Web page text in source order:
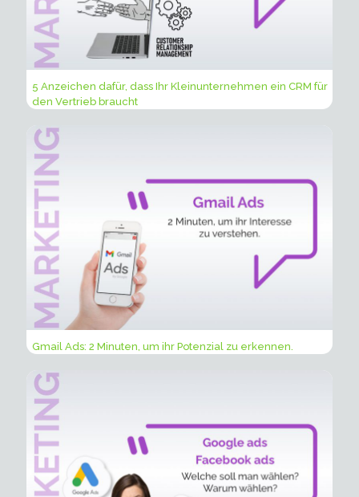
5 Anzeichen dafür, dass Ihr Kleinunternehmen ein CRM für
den Vertrieb braucht
Gmail Ads: 2 Minuten, um ihr Potenzial zu erkennen.